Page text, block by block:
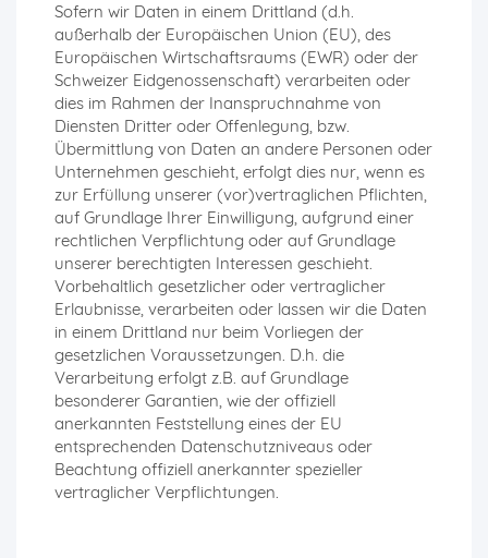
Sofern wir Daten in einem Drittland (d.h.
außerhalb der Europäischen Union (EU), des
Europäischen Wirtschaftsraums (EWR) oder der
Schweizer Eidgenossenschaft) verarbeiten oder
dies im Rahmen der Inanspruchnahme von
Diensten Dritter oder Offenlegung, bzw.
Übermittlung von Daten an andere Personen oder
Unternehmen geschieht, erfolgt dies nur, wenn es
zur Erfüllung unserer (vor)vertraglichen Pflichten,
auf Grundlage Ihrer Einwilligung, aufgrund einer
rechtlichen Verpflichtung oder auf Grundlage
unserer berechtigten Interessen geschieht.
Vorbehaltlich gesetzlicher oder vertraglicher
Erlaubnisse, verarbeiten oder lassen wir die Daten
in einem Drittland nur beim Vorliegen der
gesetzlichen Voraussetzungen. D.h. die
Verarbeitung erfolgt z.B. auf Grundlage
besonderer Garantien, wie der offiziell
anerkannten Feststellung eines der EU
entsprechenden Datenschutzniveaus oder
Beachtung offiziell anerkannter spezieller
vertraglicher Verpflichtungen.